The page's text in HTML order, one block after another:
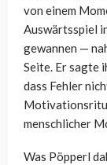
von einem
Auswärtsspiel
gewannen —
Seite. Er sagte
dass Fehler
menschlicher
Was Pöpperl